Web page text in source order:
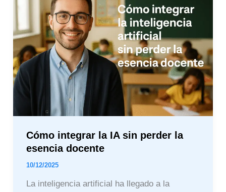
Cómo integrar la IA sin perder la
esencia docente
10/12/2025
La inteligencia artificial ha llegado a la
integrar
IA
sin
perder
la
esencia
docente